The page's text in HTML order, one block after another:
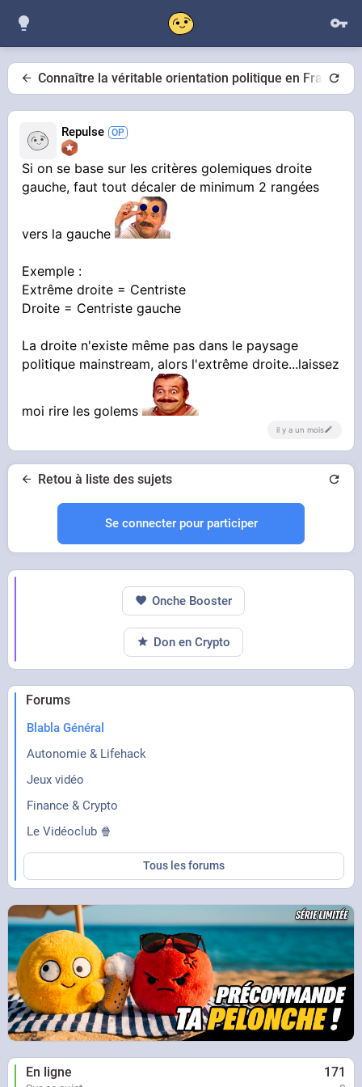
Connaître la véritable orientation politique en France
Repulse
Si on se base sur les critères golemiques droite
gauche, faut tout décaler de minimum 2 rangées
vers la gauche
Exemple :
Extrême droite = Centriste
Droite = Centriste gauche
La droite n'existe même pas dans le paysage
politique mainstream, alors l'extrême droite...laissez
moi rire les golems
il y a un mois
Retou à liste des sujets
Se connecter pour participer
Forums
Blabla Général
Autonomie & Lifehack
Jeux vidéo
Finance & Crypto
Le Vidéoclub 🍿
Tous les forums
En ligne 171
Onche Booster
Don en Crypto